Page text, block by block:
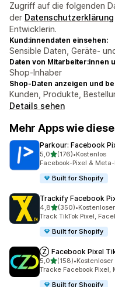
Zugriff auf die folgenden
der Datenschutzerklärung
Entwicklerin.
Kund:innendaten einsehen:
Sensible Daten, Geräte-
Daten von Mitarbeiter:innen
Shop-Inhaber
Shop-Daten anzeigen und
Kunden, Produkte,
Details sehen
Mehr Apps wie diese
Parkour: Facebook
5,0von 5 Sternen
(176)
176 Rezensionen
•Kostenlos
Facebook-Pixel &
Built for Shopify
Trackify Facebook
4,8von 5 Sternen
(350)
350 Rezensionen
•
Track TikTok Pixel,
Built for Shopify
Ⓩ Facebook Pixel
5,0von 5 Sternen
(158)
158 Rezensionen
•
Tracke Facebook Pixel,
Built for Shopify